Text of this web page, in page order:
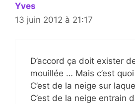
Yves
13 juin 2012 à 21:17
D’accord ça doit exister
mouillée … Mais c’est
C’est de la neige sur
C’est de la neige entrain